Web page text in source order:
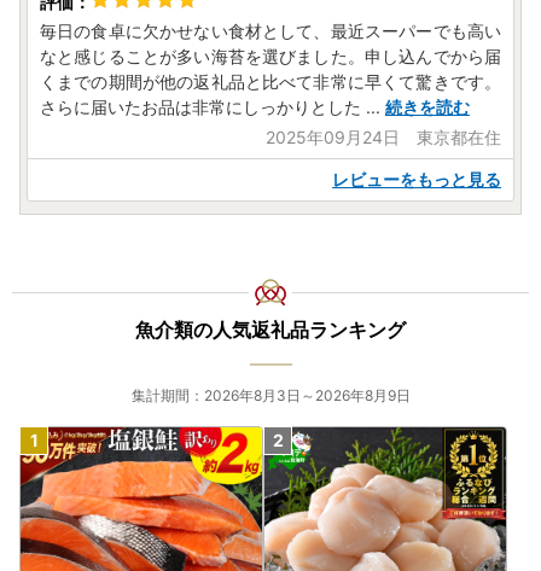
毎日の食卓に欠かせない食材として、最近スーパーでも高い
なと感じることが多い海苔を選びました。申し込んでから届
くまでの期間が他の返礼品と比べて非常に早くて驚きです。
さらに届いたお品は非常にしっかりとした ... 続きを読む
2025年09月24日 東京都在住
レビューをもっと見る
魚介類の人気返礼品ランキング
集計期間：2026年8月3日～2026年8月9日